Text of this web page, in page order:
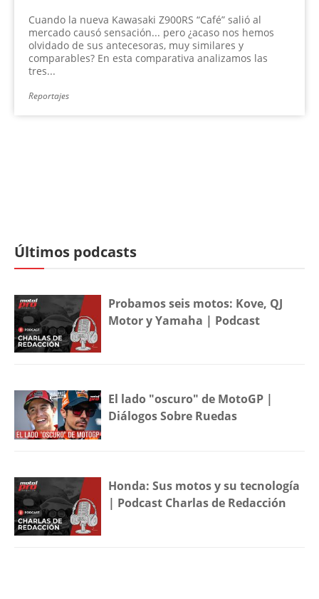
Cuando la nueva Kawasaki Z900RS “Café” salió al
mercado causó sensación... pero ¿acaso nos hemos
olvidado de sus antecesoras, muy similares y
comparables? En esta comparativa analizamos las
tres...
Reportajes
Últimos podcasts
Probamos seis motos: Kove, QJ
Motor y Yamaha | Podcast
El lado "oscuro" de MotoGP |
Diálogos Sobre Ruedas
Honda: Sus motos y su tecnología
| Podcast Charlas de Redacción